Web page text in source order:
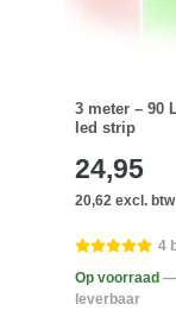
3 meter – 90
led strip
24,95
20,62 excl. btw
4
Op voorraad —
leverbaar